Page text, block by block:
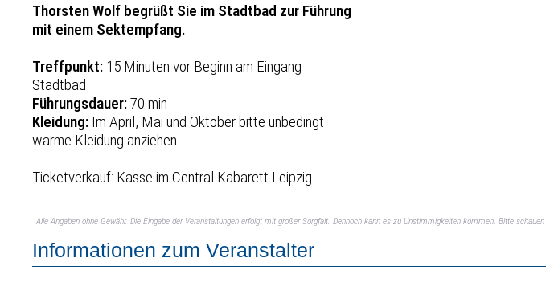
Thorsten Wolf begrüßt Sie im Stadtbad zur Führung
mit einem Sektempfang.
Treffpunkt: 15 Minuten vor Beginn am Eingang
Stadtbad
Führungsdauer:70 min
Kleidung: Im April, Mai und Oktober bitte unbedingt
warme Kleidung anziehen.
Ticketverkauf: Kasse im Central Kabarett Leipzig
Alle Angaben ohne Gewähr. Die Eingabe der Veranstaltungen erfolgt mit großer Sorgfalt. Dennoch kann es zu Unstimmigkeiten kommen. Bitte
Informationen zum Veranstalter